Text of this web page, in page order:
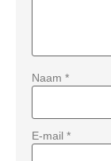
Naam *
E-mail *